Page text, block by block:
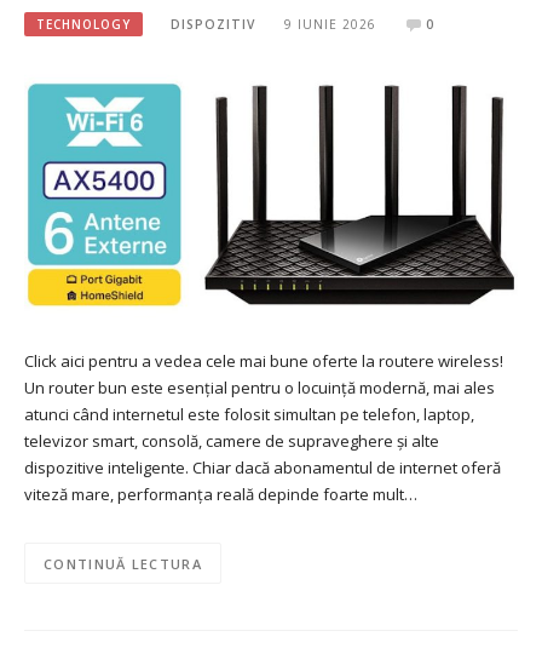
TECHNOLOGY DISPOZITIV 9 IUNIE 2026 0
Click aici pentru a vedea cele mai bune oferte la routere wireless!
Un router bun este esențial pentru o locuință modernă, mai ales
atunci când internetul este folosit simultan pe telefon, laptop,
televizor smart, consolă, camere de supraveghere și alte
dispozitive inteligente. Chiar dacă abonamentul de internet oferă
viteză mare, performanța reală depinde foarte mult…
CONTINUĂ LECTURA